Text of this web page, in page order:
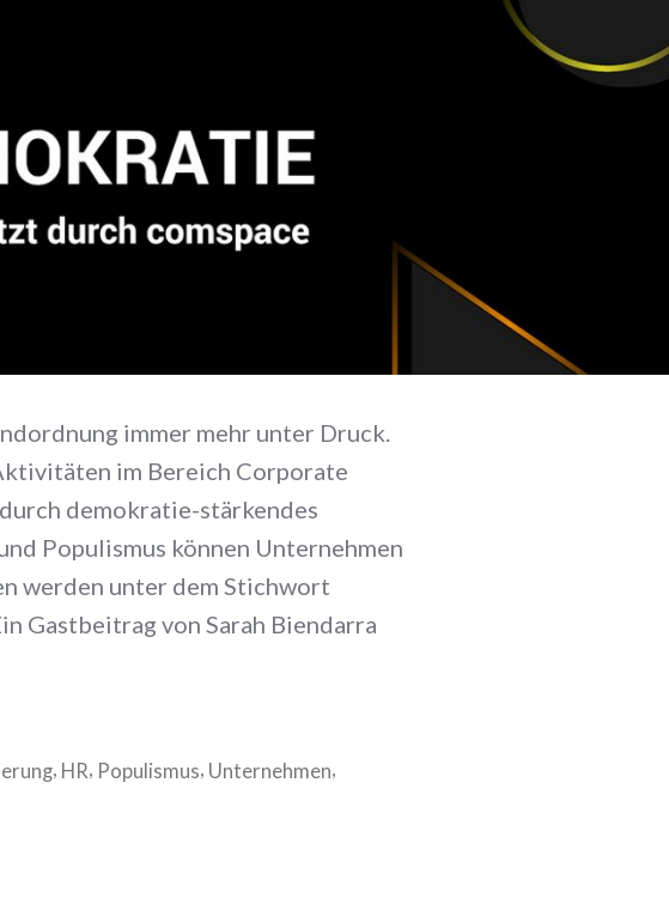
immer mehr unter Druck.
im Bereich Corporate
demokratie-stärkendes
Populismus können Unternehmen
werden unter dem Stichwort
Gastbeitrag von Sarah Biendarra
, HR, Populismus, Unternehmen,